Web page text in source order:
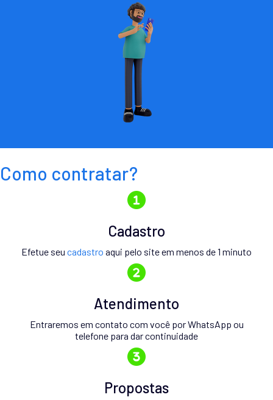
Como contratar?
Cadastro
Efetue seu cadastro aqui pelo site em menos de 1 minuto
Atendimento
Entraremos em contato com você por WhatsApp ou
telefone para dar continuidade
Propostas